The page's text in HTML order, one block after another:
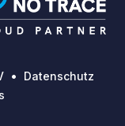
Datenschutz